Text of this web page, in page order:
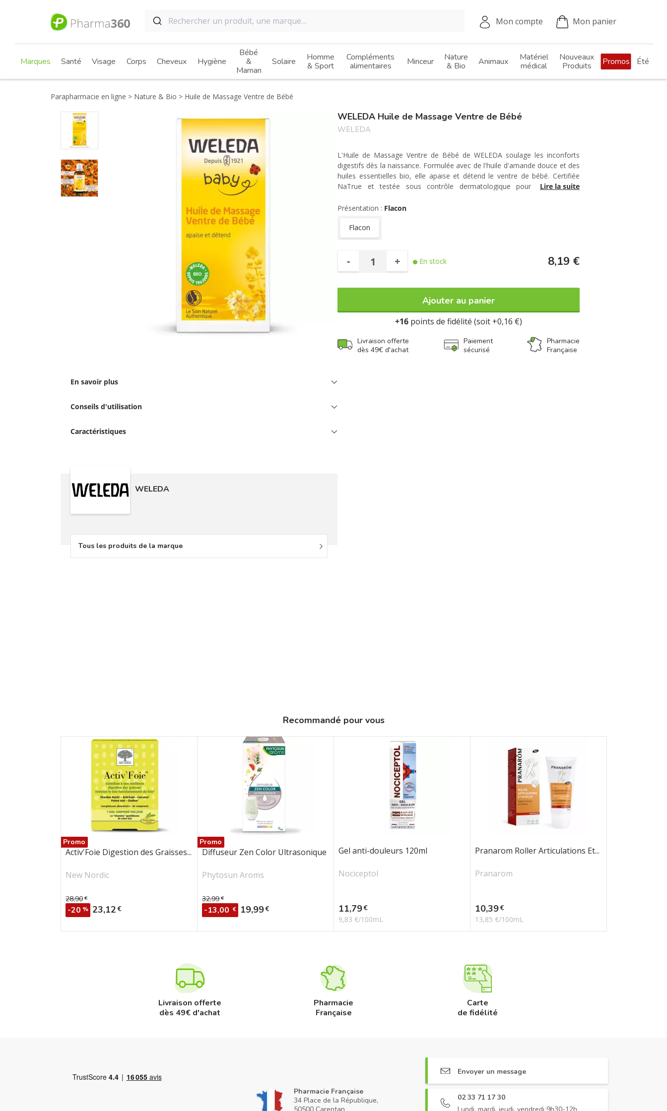
Mon compte Mon panier
Marques Santé Visage Corps Cheveux Hygiène
Bébé
&
Maman
Solaire
Homme
& Sport
Compléments
alimentaires
Minceur
Nature
& Bio
Animaux
Matériel
médical
Nouveaux
Produits
Promos Été
Parapharmacie en ligne Nature & Bio Huile de Massage Ventre de Bébé
WELEDA Huile de Massage Ventre de Bébé
WELEDA
L'Huile de Massage Ventre de Bébé de WELEDA soulage les inconforts
digestifs dès la naissance. Formulée avec de l'huile d'amande douce et des
huiles essentielles bio, elle apaise et détend le ventre de bébé. Certifiée
NaTrue et testée sous contrôle dermatologique pour une sécurité
Lire la suite
Présentation : Flacon
Flacon
En stock
- + 8,19 €
Ajouter au panier
+16 points de fidélité (soit +0,16 €)
Livraison offerte
dès 49€ d'achat
Paiement
sécurisé
Pharmacie
Française
En savoir plus
Conseils d'utilisation
Caractéristiques
WELEDA
Tous les produits de la marque
Recommandé pour vous
Promo
Activ'Foie Digestion des Graisses...
New Nordic
Prix de base
28,90 €
-20 % Prix
23,12 €
Promo
Diffuseur Zen Color Ultrasonique
Phytosun Aroms
Prix de base
32,99 €
-13,00 € Prix
19,99€
Gel anti-douleurs 120ml
Nociceptol
Prix
11,79€
9,83 €/100mL
Pranarom Roller Articulations Et...
Pranarom
Prix
10,39€
13,85 €/100mL
Livraison offerte
dès 49€ d'achat
Pharmacie
Française
Carte
de fidélité
Pharmacie Française
34 Place de la République,
50500 Carentan
Envoyer un message
02 33 71 17 30